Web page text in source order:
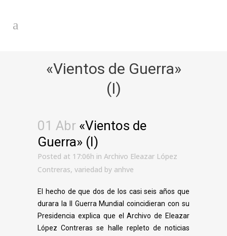
«Vientos de Guerra»
(I)
01 Abr «Vientos de
Guerra» (I)
Posted at 17:06h in Archivo Eleazar López
Contreras, variedad by anhve
El hecho de que dos de los casi seis años que
durara la II Guerra Mundial coincidieran con su
Presidencia explica que el Archivo de Eleazar
López Contreras se halle repleto de noticias